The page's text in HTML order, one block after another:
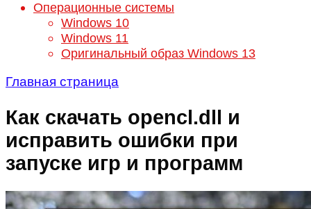
Операционные системы
Windows 10
Windows 11
Оригинальный образ Windows 13
Главная страница
Как скачать opencl.dll и
исправить ошибки при
запуске игр и программ